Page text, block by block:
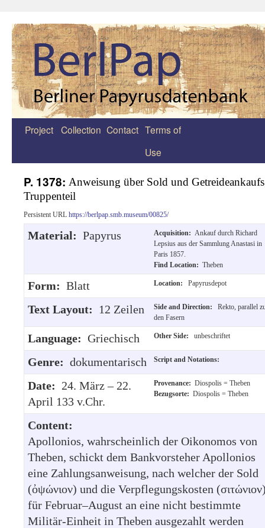
Zum
Project Collection Contact Terms of
Use
P. 1378: Anweisung über Sold und
Truppenteil
Persistent URL https://berlpap.smb.museum/00825/
Material: Papyrus Acquisition: Ankauf durch Richard
Lepsius aus der Sammlung Anastasi in
Paris 1857.
Find Location: Theben
Form: Blatt Location: Papyrusdepot
Text Layout: 12 Zeilen Side and Direction:
Rekto, parallel
den Fasern
Language: Griechisch Other Side: unbeschriftet
Genre: dokumentarisch Script and Notations:
Date: 24. März – 22.
April 133 v.Chr.
Provenance: Diospolis = Theben
Bezugsorte: Diospolis = Theben
Content:
Apollonios, wahrscheinlich der Oikonomos von
Theben, schickt dem Bankvorsteher Apollonios
eine Zahlungsanweisung, nach welcher der Sold
(ὀψώνιον) und die Verpflegungskosten
für Februar–August an eine nicht bestimmte
Militär-Einheit in Theben ausgezahlt werden